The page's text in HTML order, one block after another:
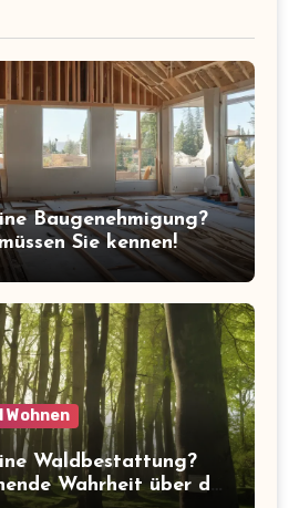
Baugenehmigung?
Sie kennen!
Wohnen
Waldbestattung?
Wahrheit über die